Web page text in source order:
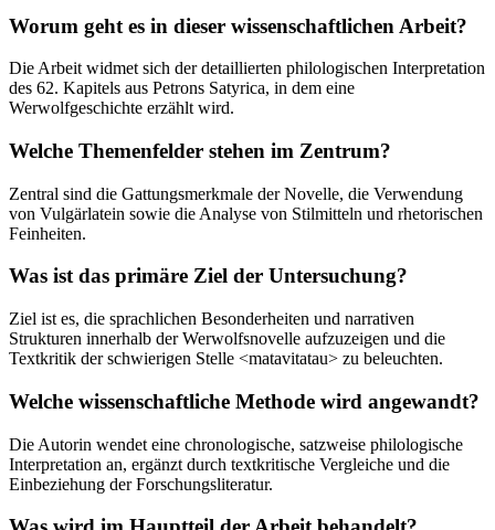
Worum geht es in dieser wissenschaftlichen Arbeit?
Die Arbeit widmet sich der detaillierten philologischen Interpretation
des 62. Kapitels aus Petrons Satyrica, in dem eine
Werwolfgeschichte erzählt wird.
Welche Themenfelder stehen im Zentrum?
Zentral sind die Gattungsmerkmale der Novelle, die Verwendung
von Vulgärlatein sowie die Analyse von Stilmitteln und rhetorischen
Feinheiten.
Was ist das primäre Ziel der Untersuchung?
Ziel ist es, die sprachlichen Besonderheiten und narrativen
Strukturen innerhalb der Werwolfsnovelle aufzuzeigen und die
Textkritik der schwierigen Stelle <matavitatau> zu beleuchten.
Welche wissenschaftliche Methode wird angewandt?
Die Autorin wendet eine chronologische, satzweise philologische
Interpretation an, ergänzt durch textkritische Vergleiche und die
Einbeziehung der Forschungsliteratur.